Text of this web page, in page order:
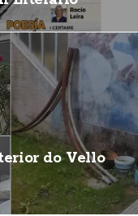
do Vello